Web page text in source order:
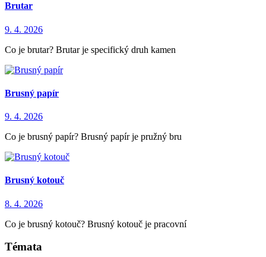
Brutar
9. 4. 2026
Co je brutar? Brutar je specifický druh kamen
Brusný papír
9. 4. 2026
Co je brusný papír? Brusný papír je pružný bru
Brusný kotouč
8. 4. 2026
Co je brusný kotouč? Brusný kotouč je pracovní
Témata